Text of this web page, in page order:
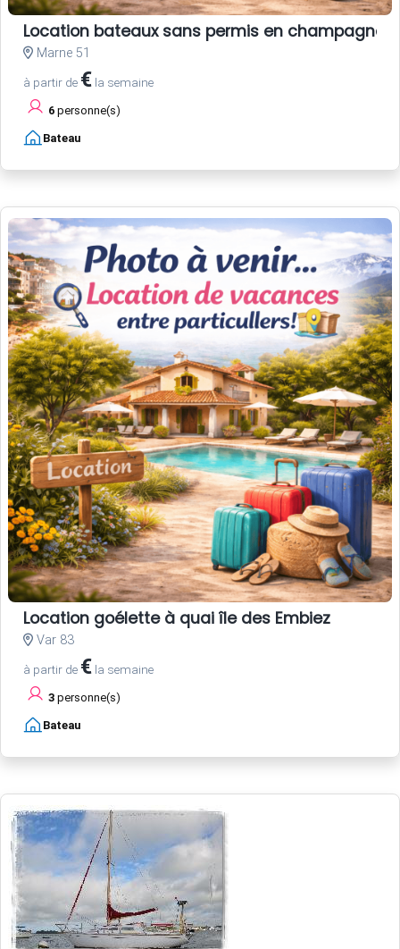
Location bateaux sans permis en champagne
Marne 51
à partir de € la semaine
6 personne(s)
Bateau
Location goélette à quai île des Embiez
Var 83
à partir de € la semaine
3 personne(s)
Bateau